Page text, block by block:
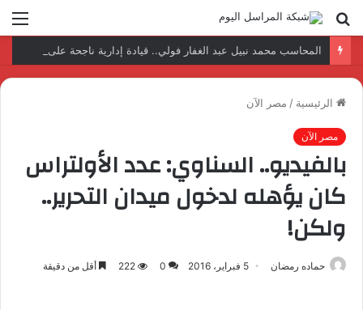
بحث
عن
الرئيسية / مصر الآن
مصر الآن
بالفيديو.. السناوي: عدد الأولتراس
كان يؤهله لدخول ميدان التحرير..
ولكن!
حماده رمضان 5 فبراير، 2016 0
222 أقل من دقيقة